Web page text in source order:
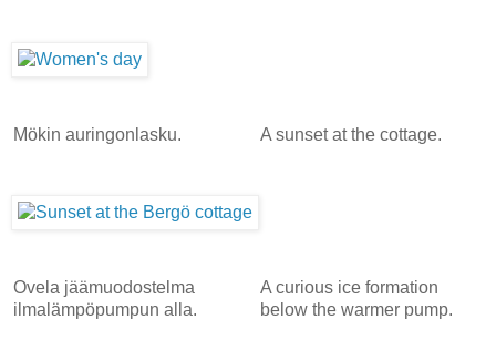
Mökin auringonlasku. A sunset at the cottage.
Ovela jäämuodostelma
ilmalämpöpumpun alla.
A curious ice formation
below the warmer pump.